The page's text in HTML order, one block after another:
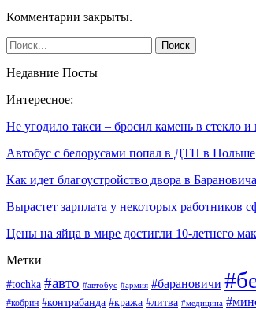
Комментарии закрыты.
Недавние Посты
Интересное:
Не угодило такси – бросил камень в стекло
Автобус с белорусами попал в ДТП в Польше
Как идет благоустройство двора в
Вырастет зарплата у некоторых работников
Цены на яйца в мире достигли 10-летнего
Метки
#tochka #авто #автобус #армия #барановичи
#кобрин #контрабанда #кража #литва #медицина